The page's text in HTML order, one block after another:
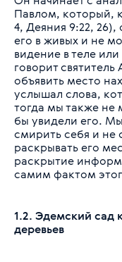
Павлом, который,
4, Деяния 9:22, 26),
его в живых и не
видение в теле
говорит
объявить место
услышал слова,
тогда мы также не
бы увидели его.
смирить себя и не
раскрывать его
раскрытие
самим фактом
1.2. Эдемский сад
деревьев